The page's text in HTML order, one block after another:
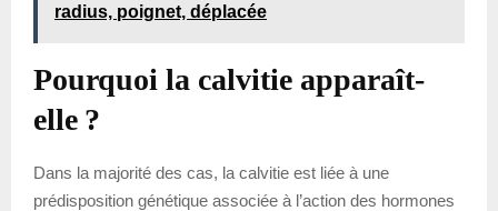
radius, poignet, déplacée
Pourquoi la calvitie apparaît-
elle ?
Dans la majorité des cas, la calvitie est liée à une
prédisposition génétique associée à l’action des hormones